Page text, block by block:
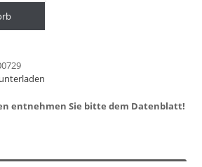
entnehmen Sie bitte dem Datenblatt!